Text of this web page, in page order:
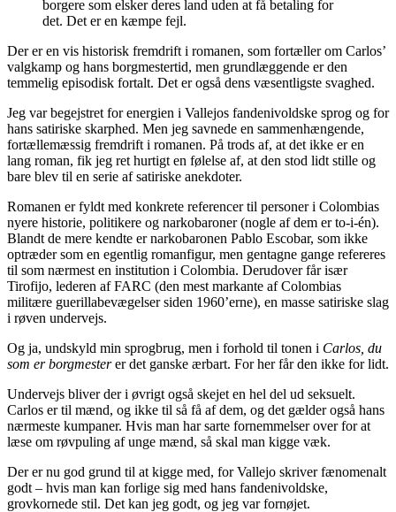
borgere som elsker deres land uden at få betaling for
det. Det er en kæmpe fejl.
Der er en vis historisk fremdrift i romanen, som fortæller om Carlos’
valgkamp og hans borgmestertid, men grundlæggende er den
temmelig episodisk fortalt. Det er også dens væsentligste svaghed.
Jeg var begejstret for energien i Vallejos fandenivoldske sprog og for
hans satiriske skarphed. Men jeg savnede en sammenhængende,
fortællemæssig fremdrift i romanen. På trods af, at det ikke er en
lang roman, fik jeg ret hurtigt en følelse af, at den stod lidt stille og
bare blev til en serie af satiriske anekdoter.
Romanen er fyldt med konkrete referencer til personer i Colombias
nyere historie, politikere og narkobaroner (nogle af dem er to-i-én).
Blandt de mere kendte er narkobaronen Pablo Escobar, som ikke
optræder som en egentlig romanfigur, men gentagne gange refereres
til som nærmest en institution i Colombia. Derudover får især
Tirofijo, lederen af FARC (den mest markante af Colombias
militære guerillabevægelser siden 1960’erne), en masse satiriske slag
i røven undervejs.
Og ja, undskyld min sprogbrug, men i forhold til tonen i Carlos, du
som er borgmesterer det ganske ærbart. For her får den ikke for lidt.
Undervejs bliver der i øvrigt også skejet en hel del ud seksuelt.
Carlos er til mænd, og ikke til så få af dem, og det gælder også hans
nærmeste kumpaner. Hvis man har sarte fornemmelser over for at
læse om røvpuling af unge mænd, så skal man kigge væk.
Der er nu god grund til at kigge med, for Vallejo skriver fænomenalt
godt – hvis man kan forlige sig med hans fandenivoldske,
grovkornede stil. Det kan jeg godt, og jeg var fornøjet.